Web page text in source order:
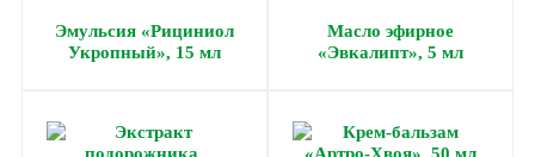
Эмульсия «Рициниол
Укропный», 15 мл
Масло эфирное
«Эвкалипт», 5 мл